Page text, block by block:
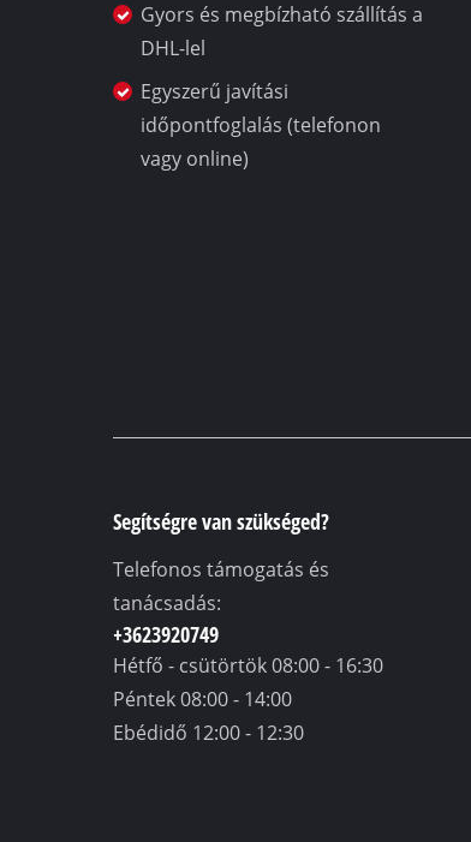
Gyors és megbízható szállítás a
DHL-lel
Egyszerű javítási
időpontfoglalás (telefonon
vagy online)
Segítségre van szükséged?
Telefonos támogatás és
tanácsadás:
+3623920749
Hétfő - csütörtök08:00 - 16:30
Péntek08:00 - 14:00
Ebédidő 12:00 - 12:30